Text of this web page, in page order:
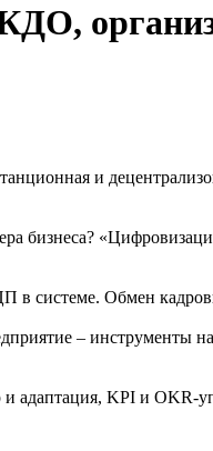
и
бизнеса?
в системе. Обмен
– инструменты
KPI и OKR-